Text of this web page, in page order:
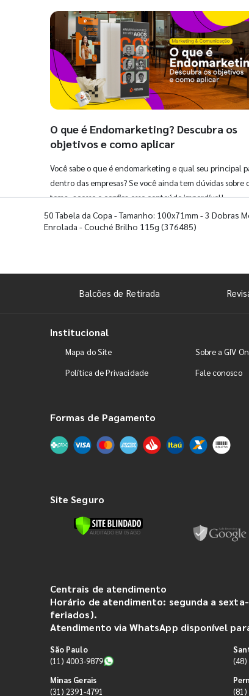
O que é Endomarketing? Descubra os
objetivos e como aplicar
Você sabe o que é endomarketing e qual seu principal
dentro das empresas? Se você ainda tem dúvidas sobre
tema, acesse e confira esse conteúdo imperdível!
50 Tabela da Copa - Tamanho: 100x71mm - 3 Dobras
Enrolada - Couché Brilho 115g (376485)
Balcões de Retirada
Institucional
Mapa do Site Sobre a GIV
Política de Privacidade
Fale conosco
Formas de Pagamento
Site Seguro
Centrais de atendimento
Horário de atendimento: segunda a
feriados).
Atendimento via WhatsApp disponível
São Paulo
(11) 4003-9879
Minas Gerais
(31) 2391-4791
(48)
(81)